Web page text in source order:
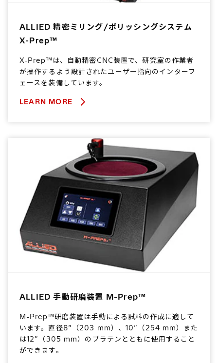
ALLIED 精密ミリング/ポリッシングシステム
X-Prep™
X-Prep™は、自動精密CNC装置で、研究室の作業者
が操作するよう設計されたユーザー指向のインターフ
ェースを装備しています。
LEARN MORE
ALLIED 手動研磨装置 M-Prep™
M-Prep™研磨装置は手動による試料の作成に適して
います。直径8″（203 mm）、10″（254 mm）また
は12″（305 mm）のプラテンとともに使用すること
ができます。